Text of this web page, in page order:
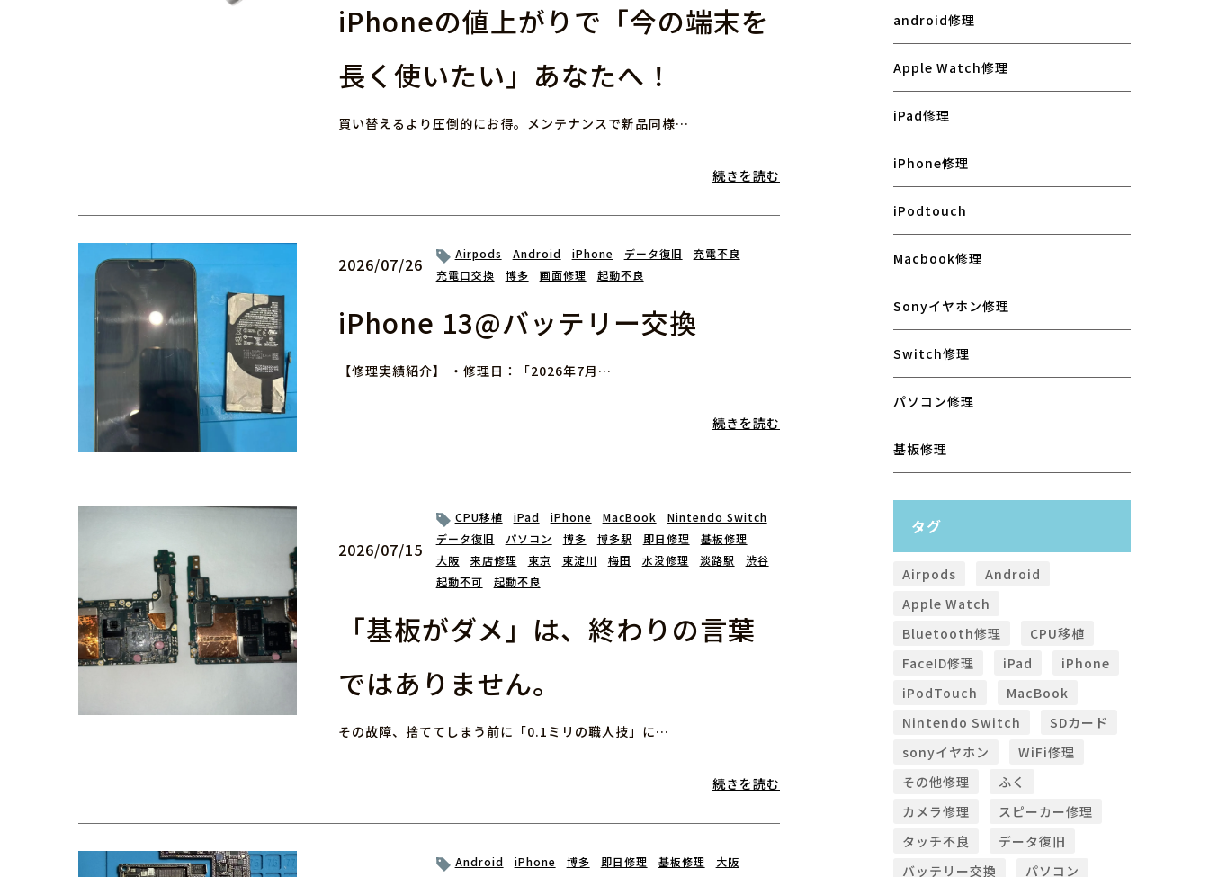
iPhoneの値上がりで「今の端末を
長く使いたい」あなたへ！
買い替えるより圧倒的にお得。メンテナンスで新品同様…
続きを読む
2026/07/26
Airpods Android iPhone データ復旧
充電不良
充電口交換
博多 画面修理 起動不良
iPhone 13@バッテリー交換
【修理実績紹介】 ・修理日：「2026年7月…
続きを読む
2026/07/15
CPU移植 iPad iPhone MacBook
Nintendo Switch
データ復旧
パソコン 博多 博多駅 即日修理
基板修理
大阪
来店修理 東京 東淀川 梅田 水没修理 淡路駅
渋谷
起動不可
起動不良
「基板がダメ」は、終わりの言葉
ではありません。
その故障、捨ててしまう前に「0.1ミリの職人技」に…
続きを読む
Android iPhone 博多 即日修理 基板修理
大阪
android修理
Apple Watch修理
iPad修理
iPhone修理
iPodtouch
Macbook修理
Sonyイヤホン修理
Switch修理
パソコン修理
基板修理
タグ
Airpods
Android
Apple Watch
Bluetooth修理
CPU移植
FaceID修理
iPad
iPhone
iPodTouch
MacBook
Nintendo Switch
SDカード
sonyイヤホン
WiFi修理
その他修理
ふく
カメラ修理
スピーカー修理
タッチ不良
データ復旧
バッテリー交換
パソコン